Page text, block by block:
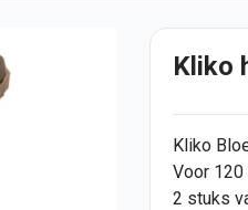
Kliko
Kliko
Voor 120
2 stuks